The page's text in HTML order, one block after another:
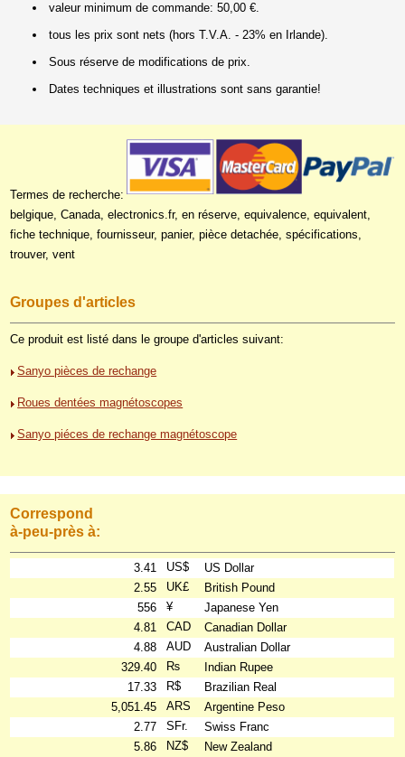
valeur minimum de commande: 50,00 €.
tous les prix sont nets (hors T.V.A. - 23% en Irlande).
Sous réserve de modifications de prix.
Dates techniques et illustrations sont sans garantie!
Termes de recherche:
belgique, Canada, electronics.fr, en réserve, equivalence, equivalent,
fiche technique, fournisseur, panier, pièce detachée, spécifications,
trouver, vent
Groupes d'articles
Ce produit est listé dans le groupe d'articles suivant:
Sanyo pièces de rechange
Roues dentées magnétoscopes
Sanyo piéces de rechange magnétoscope
Correspond
à-peu-près à:
3.41 US$
US Dollar
2.55
UK£
British Pound
556
¥
Japanese Yen
4.81
CAD
Canadian Dollar
4.88
AUD
Australian Dollar
329.40
₨
Indian Rupee
17.33
R$
Brazilian Real
5,051.45
ARS
Argentine Peso
2.77
SFr.
Swiss Franc
5.86
NZ$
New Zealand